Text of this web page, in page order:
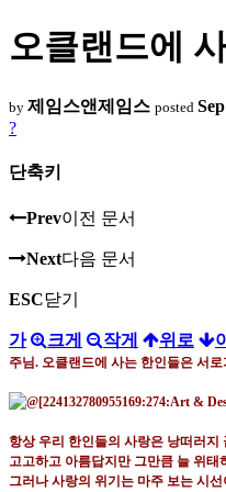
오클랜드에
by 제임스앤제임스 posted
?
단축키
Prev이전 문서
Next다음 문서
ESC닫기
가 크게 작게 위로
주님. 오클랜드에 사는 한인들은 서
항상 우리 한인들의 사랑은 낭떠러
고고하고 아름답지만 그만큼 늘 위태
그러나 사랑의 위기는 마주 보는 시